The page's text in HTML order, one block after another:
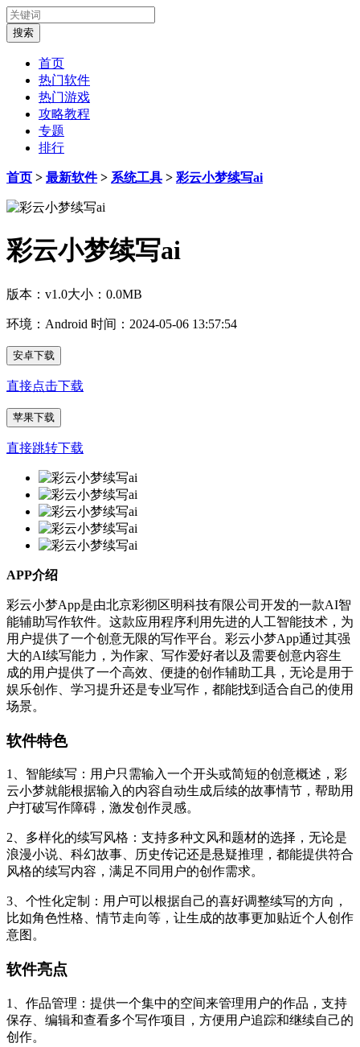
首页
热门软件
热门游戏
攻略教程
专题
排行
首页 > 最新软件> 系统工具 > 彩云小梦续写ai
彩云小梦续写ai
版本：v1.0大小：0.0MB
环境：Android 时间：2024-05-06 13:57:54
安卓下载
直接点击下载
苹果下载
直接跳转下载
APP介绍
彩云小梦App是由北京彩彻区明科技有限公司开发的一款AI智
能辅助写作软件。这款应用程序利用先进的人工智能技术，为
用户提供了一个创意无限的写作平台。彩云小梦App通过其强
大的AI续写能力，为作家、写作爱好者以及需要创意内容生
成的用户提供了一个高效、便捷的创作辅助工具，无论是用于
娱乐创作、学习提升还是专业写作，都能找到适合自己的使用
场景。
软件特色
1、智能续写：用户只需输入一个开头或简短的创意概述，彩
云小梦就能根据输入的内容自动生成后续的故事情节，帮助用
户打破写作障碍，激发创作灵感。
2、多样化的续写风格：支持多种文风和题材的选择，无论是
浪漫小说、科幻故事、历史传记还是悬疑推理，都能提供符合
风格的续写内容，满足不同用户的创作需求。
3、个性化定制：用户可以根据自己的喜好调整续写的方向，
比如角色性格、情节走向等，让生成的故事更加贴近个人创作
意图。
软件亮点
1、作品管理：提供一个集中的空间来管理用户的作品，支持
保存、编辑和查看多个写作项目，方便用户追踪和继续自己的
创作。